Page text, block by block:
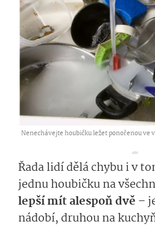
Nenechávejte houbičku ležet ponořenou ve
...
Řada lidí dělá chybu i v
jednu houbičku na
lepší mít alespoň dvě –
nádobí, druhou na